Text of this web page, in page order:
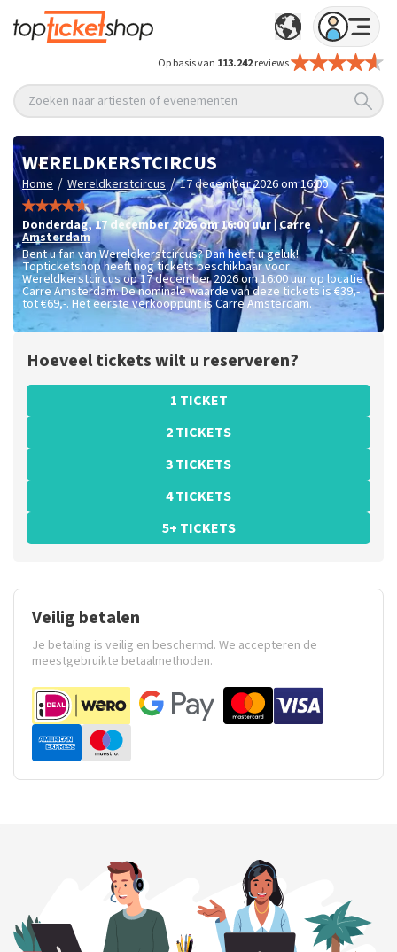
Op basis van 113.242reviews
Zoeken naar artiesten of evenementen
WERELDKERSTCIRCUS
Home / Wereldkerstcircus / 17 december 2026 om 16:00
donderdag,17 december 2026 om 16:00uur |Carre
Amsterdam
Bent u fan van Wereldkerstcircus? Dan heeft u geluk!
Topticketshop heeft nog tickets beschikbaar voor
Wereldkerstcircus op 17 december 2026 om 16:00 uur op locatie
Carre Amsterdam. De nominale waarde van deze tickets is€39,-
tot €69,-. Het eerste verkooppunt is Carre Amsterdam.
Hoeveel tickets wilt u reserveren?
1 TICKET
2 TICKETS
3 TICKETS
4 TICKETS
5+ TICKETS
Veilig betalen
Je betaling is veilig en beschermd. We accepteren de
meestgebruikte betaalmethoden.